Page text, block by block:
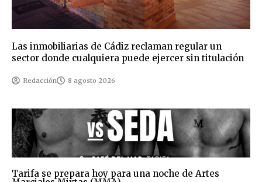
Las inmobiliarias de Cádiz reclaman regular un
sector donde cualquiera puede ejercer sin titulación
Redacción 8 agosto 2026
Tarifa se prepara hoy para una noche de Artes